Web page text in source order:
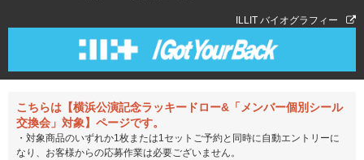
ILLIT バイオグラフィー
こちらは【横浜公演記念ラッキードロー&「メンバー個別シール
交換会」対象】ページです。
・対象商品のいずれか1枚または1セットご予約と同時に自動エントリーに
なり、お客様からの応募作業は必要ございません。